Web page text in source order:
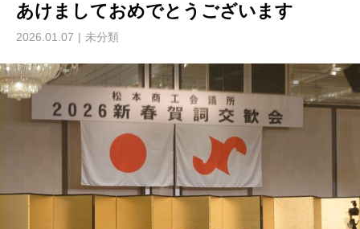
あけましておめでとうございます
2026.01.07 未分類